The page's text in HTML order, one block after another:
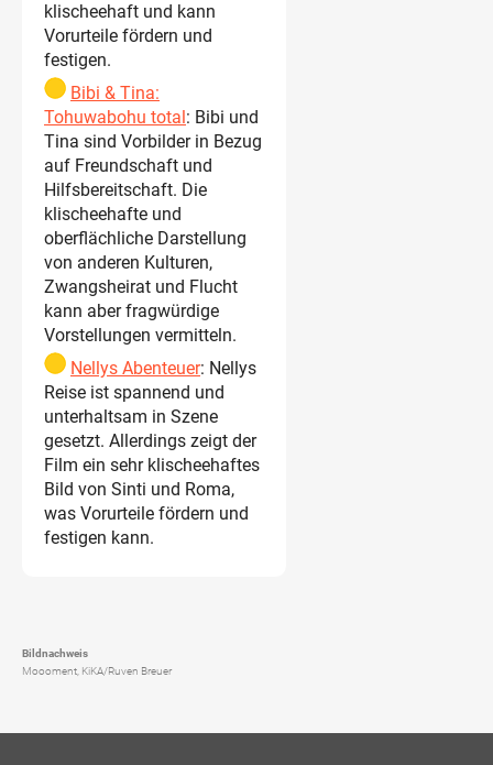
klischeehaft und kann
Vorurteile fördern und
festigen.
Bibi & Tina:
Tohuwabohu total : Bibi und
Tina sind Vorbilder in Bezug
auf Freundschaft und
Hilfsbereitschaft. Die
klischeehafte und
oberflächliche Darstellung
von anderen Kulturen,
Zwangsheirat und Flucht
kann aber fragwürdige
Vorstellungen vermitteln.
Nellys Abenteuer: Nellys
Reise ist spannend und
unterhaltsam in Szene
gesetzt. Allerdings zeigt der
Film ein sehr klischeehaftes
Bild von Sinti und Roma,
was Vorurteile fördern und
festigen kann.
Bildnachweis
Moooment, KiKA/Ruven Breuer